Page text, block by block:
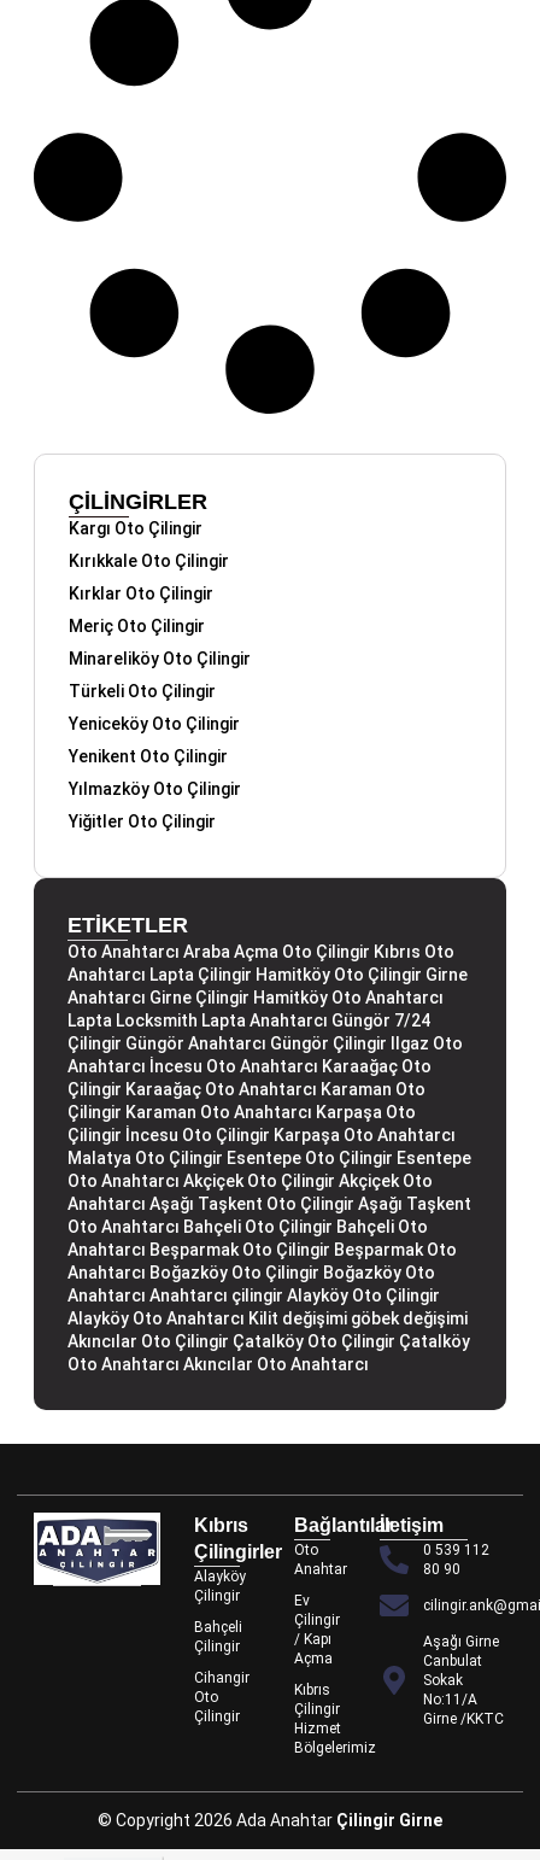
ÇİLİNGİRLER
Kargı Oto Çilingir
Kırıkkale Oto Çilingir
Kırklar Oto Çilingir
Meriç Oto Çilingir
Minareliköy Oto Çilingir
Türkeli Oto Çilingir
Yeniceköy Oto Çilingir
Yenikent Oto Çilingir
Yılmazköy Oto Çilingir
Yiğitler Oto Çilingir
ETİKETLER
Oto Anahtarcı Araba Açma Oto Çilingir Kıbrıs Oto
Anahtarcı Lapta Çilingir Hamitköy Oto Çilingir Girne
Anahtarcı Girne Çilingir Hamitköy Oto Anahtarcı
Lapta Locksmith Lapta Anahtarcı Güngör 7/24
Çilingir Güngör Anahtarcı Güngör Çilingir
Ilgaz Oto
Anahtarcı İncesu Oto Anahtarcı Karaağaç Oto
Çilingir Karaağaç Oto Anahtarcı Karaman Oto
Çilingir Karaman Oto Anahtarcı Karpaşa Oto
Çilingir İncesu Oto Çilingir Karpaşa Oto Anahtarcı
Malatya Oto Çilingir Esentepe Oto Çilingir Esentepe
Oto Anahtarcı Akçiçek Oto Çilingir Akçiçek Oto
Anahtarcı Aşağı Taşkent Oto Çilingir Aşağı Taşkent
Oto Anahtarcı Bahçeli Oto Çilingir Bahçeli Oto
Anahtarcı Beşparmak Oto Çilingir Beşparmak Oto
Anahtarcı Boğazköy Oto Çilingir Boğazköy Oto
Anahtarcı Anahtarcı çilingir Alayköy Oto Çilingir
Alayköy Oto Anahtarcı Kilit değişimi göbek değişimi
Akıncılar Oto Çilingir Çatalköy Oto Çilingir Çatalköy
Oto Anahtarcı Akıncılar Oto Anahtarcı
Kıbrıs
Çilingirler
Alayköy
Çilingir
Bahçeli
Çilingir
Cihangir
Oto
Çilingir
Bağlantılar
Oto
Anahtar
Ev
Çilingir
/ Kapı
Açma
Kıbrıs
Çilingir
Hizmet
Bölgelerimiz
İletişim
0 539 112
80 90
Aşağı Girne
Canbulat
Sokak
No:11/A
Girne /KKTC
© Copyright 2026 Ada Anahtar Çilingir Girne